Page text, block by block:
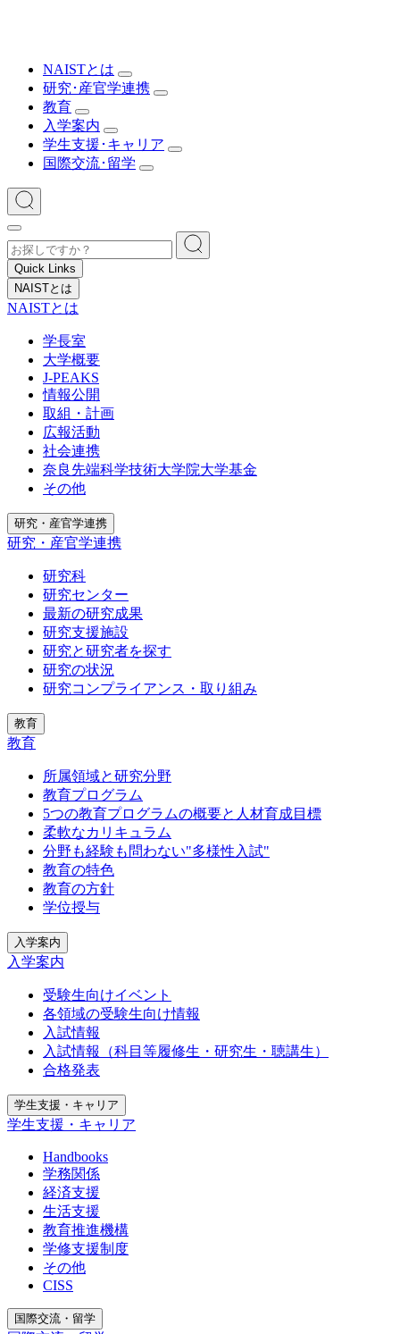
NAISTとは
研究･産官学連携
教育
入学案内
学生支援･キャリア
国際交流･留学
Quick Links
NAISTとは
NAISTとは
学長室
大学概要
J-PEAKS
情報公開
取組・計画
広報活動
社会連携
奈良先端科学技術大学院大学基金
その他
研究・産官学連携
研究・産官学連携
研究科
研究センター
最新の研究成果
研究支援施設
研究と研究者を探す
研究の状況
研究コンプライアンス・取り組み
教育
教育
所属領域と研究分野
教育プログラム
5つの教育プログラムの概要と人材育成目標
柔軟なカリキュラム
分野も経験も問わない"多様性入試"
教育の特色
教育の方針
学位授与
入学案内
入学案内
受験生向けイベント
各領域の受験生向け情報
入試情報
入試情報（科目等履修生・研究生・聴講生）
合格発表
学生支援・キャリア
学生支援・キャリア
Handbooks
学務関係
経済支援
生活支援
教育推進機構
学修支援制度
その他
CISS
国際交流・留学